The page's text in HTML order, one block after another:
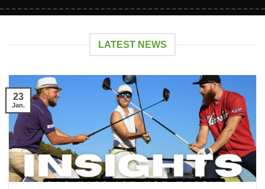
LATEST NEWS
23
Jan.